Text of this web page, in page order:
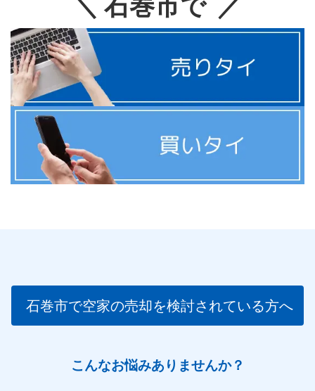
当社では、保有する個人情報のご本人から個人情報の
利用目的の通知、開示、内容の訂正、追加又は削除、
利用の停止、 消去及び第三者への提供の停止(以下ま
とめて「開示等」といいます)があった場合には、係
る個人情報がデータベース化され長期保有することが
予定されている場合であって、 当社が開示等を行う
権限を有している場合には、法令上の根拠を確認の上
で、これに応じさせていただきます。
（1）開示等の求めの対象となる項目
〒970-8051 福島県いわき市平六町目3番地の18
TEL 0120-350-524 FAX 0246-35-0038
（3）開示等に際して提出する書面・手数料
石巻市で空家の売却を検討されている方へ
こんなお悩みありませんか？